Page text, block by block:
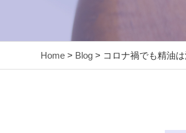
Home > Blog > コロナ禍でも精油